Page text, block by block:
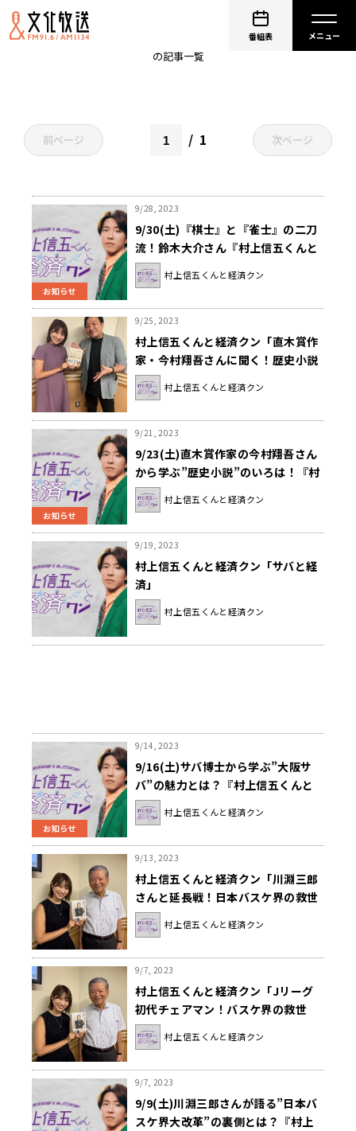
番組表
の記事一覧
前ページ 1 次ページ
お知らせ
9/28, 2023
9/30(土)『棋士』と『雀士』の二刀
流！鈴木大介さん『村上信五くんと
経済クン』
村上信五くんと経済クン
9/25, 2023
村上信五くんと経済クン「直木賞作
家・今村翔吾さんに聞く！歴史小説
の楽しみ方」
村上信五くんと経済クン
お知らせ
9/21, 2023
9/23(土)直木賞作家の今村翔吾さん
から学ぶ”歴史小説”のいろは！『村
上信五くんと経済クン』
村上信五くんと経済クン
9/19, 2023
村上信五くんと経済クン「サバと経
済」
村上信五くんと経済クン
お知らせ
9/14, 2023
9/16(土)サバ博士から学ぶ”大阪サ
バ”の魅力とは？『村上信五くんと
経済クン』
村上信五くんと経済クン
9/13, 2023
村上信五くんと経済クン「川淵三郎
さんと延長戦！日本バスケ界の救世
主になった背景とは？」
村上信五くんと経済クン
9/7, 2023
村上信五くんと経済クン「Jリーグ
初代チェアマン！バスケ界の救世
主！川淵三郎さん登場！」
村上信五くんと経済クン
9/7, 2023
9/9(土)川淵三郎さんが語る”日本バ
スケ界大改革”の裏側とは？『村上